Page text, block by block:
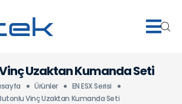
Uzaktan Kumanda Seti
Ürünler
EN ESX Serisi
Vinç Uzaktan Kumanda Seti